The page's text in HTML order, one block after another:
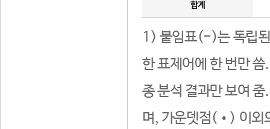
합계
1) 붙임표(-)는 독립된
한 표제어에 한 번만
종 분석 결과만 보여
며, 가운뎃점(•) 이외